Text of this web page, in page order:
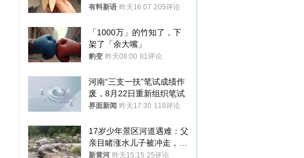
曾力挺：劝华为要大度的，
有料新语 昨天16:07 205评论
「1000万」的竹知了，下
架了「余大嘴」
豹变 昨天08:00 81评论
河南“三支一扶”笔试成绩作
废，8月22日重新组织笔试
界面新闻 昨天17:30 118评论
17岁少年景区河道遇难：父
亲目睹涨水儿子被冲走，当
地排除上游泄洪，家属盼厘
新黄河 昨天15:15 25评论